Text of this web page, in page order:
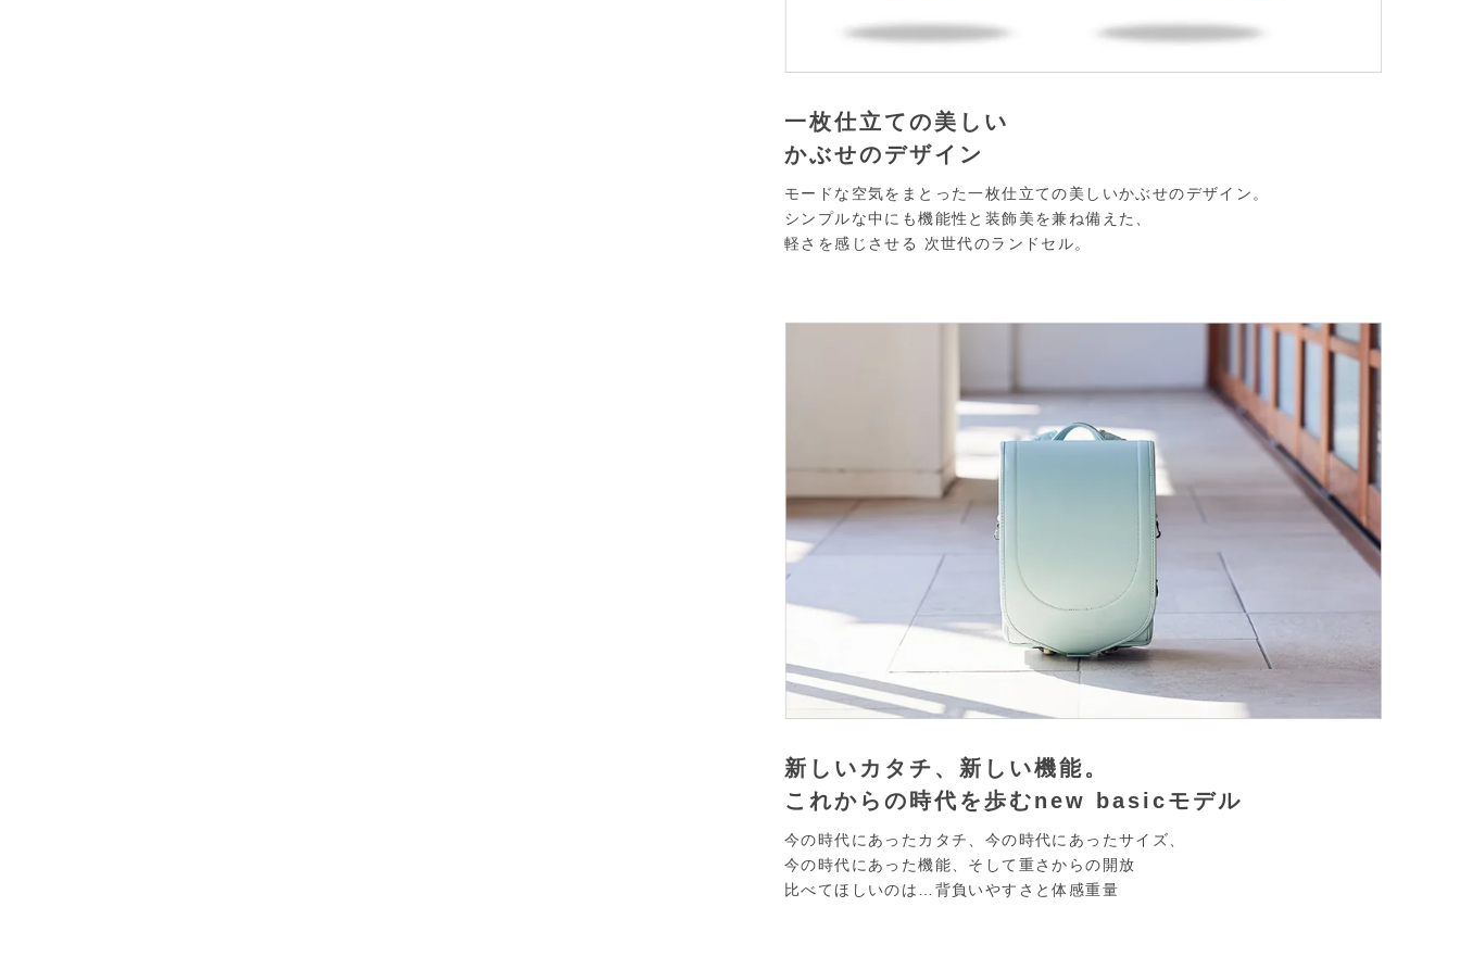
一枚仕立ての美しい
かぶせのデザイン
モードな空気をまとった一枚仕立ての美しいかぶせのデザイン。
シンプルな中にも機能性と装飾美を兼ね備えた、
軽さを感じさせる 次世代のランドセル。
新しいカタチ、新しい機能。
これからの時代を歩むnew basicモデル
今の時代にあったカタチ、今の時代にあったサイズ、
今の時代にあった機能、そして重さからの開放
比べてほしいのは…背負いやすさと体感重量